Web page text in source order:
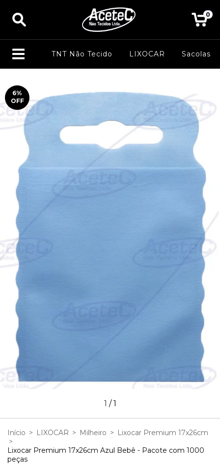
0
TNT Não Tecido LIXOCAR Sacolas
6%
OFF
1 /1
Início > LIXOCAR > Milheiro > Lixocar Premium 17x26cm
>
Lixocar Premium 17x26cm Azul Bebê - Pacote com 1000
peças